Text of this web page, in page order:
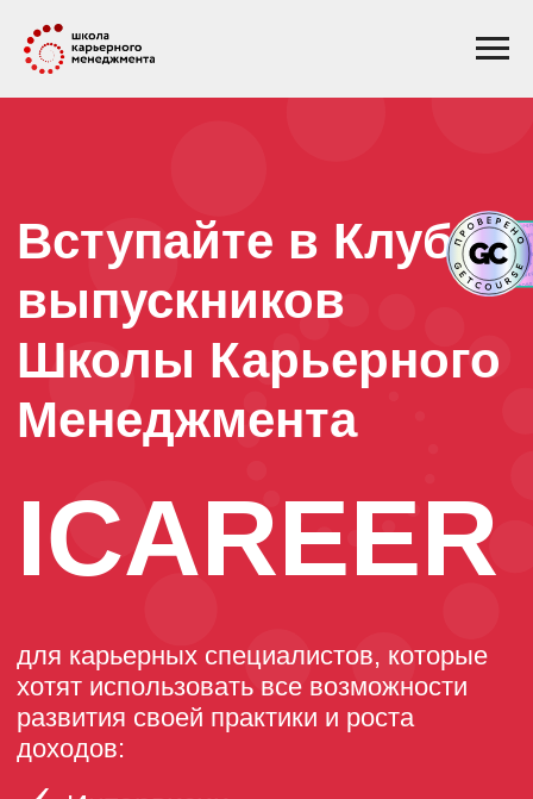
ICAREER
выпускников
Школы Карьерного
Менеджмента
развития своей практики и роста
доходов:
Интервизии
Общение с опытными коллегами
Новые клиенты и вакансии